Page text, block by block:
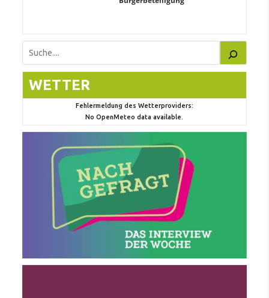
Suchen
WETTER
Fehlermeldung des Wetterproviders:
No OpenMeteo data available.